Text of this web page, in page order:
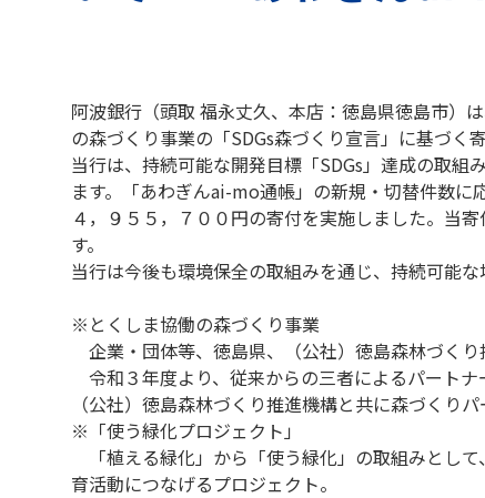
阿波銀行（頭取 福永丈久、本店：徳島県徳島市）
の森づくり事業の「SDGs森づくり宣言」に基づく
当行は、持続可能な開発目標「SDGs」達成の取
ます。「あわぎんai-mo通帳」の新規・切替件数
４，９５５，７００円の寄付を実施しました。当
す。
当行は今後も環境保全の取組みを通じ、持続可能な
※とくしま協働の森づくり事業
企業・団体等、徳島県、（公社）徳島森林づくり
令和３年度より、従来からの三者によるパート
（公社）徳島森林づくり推進機構と共に森づくり
※「使う緑化プロジェクト」
「植える緑化」から「使う緑化」の取組みとし
育活動につなげるプロジェクト。